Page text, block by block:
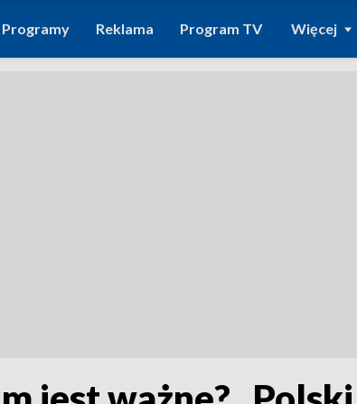
Programy Reklama Program TV Więcej